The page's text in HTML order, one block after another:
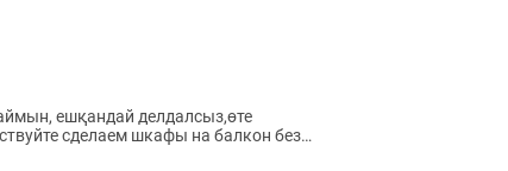
ешқандай делдалсыз,өте
сделаем шкафы на балкон без